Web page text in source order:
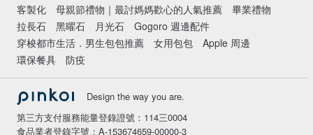
客製化
母親節禮物｜最討媽媽歡心的人氣推薦
畢業禮物
拉長石
黑曜石 月光石
Gogoro 週邊配件
穿梭都市生活．男生包包推薦
女用包包
Apple 周邊
環保餐具
防疫
Design the way you are.
第三方支付服務能量登錄證號：114三0004
食品業者登錄字號：A-153674659-00000-3